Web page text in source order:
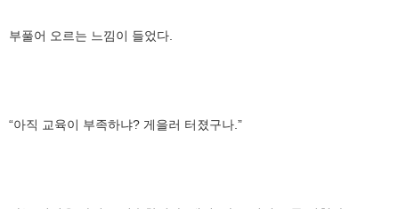
부풀어 오르는 느낌이 들었다.
“아직 교육이 부족하냐? 게을러 터졌구나.”